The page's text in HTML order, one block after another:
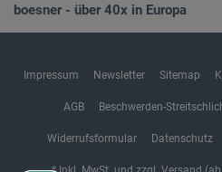
boesner - über 40x in Europa
Impressum Newsletter Sitemap
AGB Beschwerden-
Widerrufsformular Datenschutz